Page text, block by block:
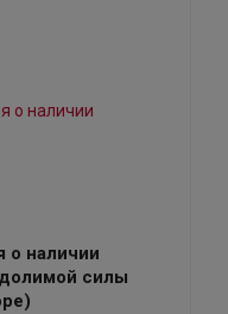
о наличии
силы